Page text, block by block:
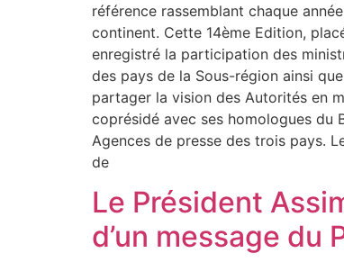
référence rassemblant chaque
continent. Cette 14ème Edition,
enregistré la participation des
des pays de la Sous-région ainsi
partager la vision des Autorités en
coprésidé avec ses homologues du
Agences de presse des trois pays.
de
Le Président
d’un message du